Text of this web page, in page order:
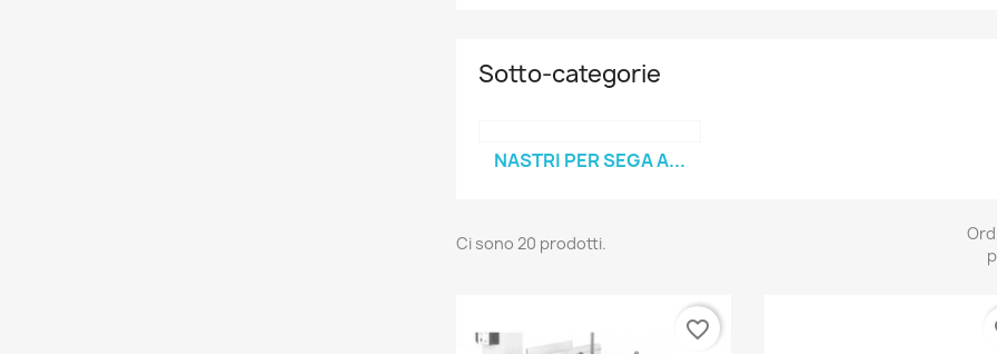
Sotto-categorie
NASTRI PER SEGA A...
Ci sono 20 prodotti.
favorite_border